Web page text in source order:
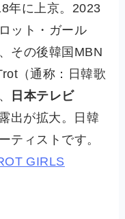
年に上京。2023
ット・ガール
その後韓国MBN
（通称：日韓歌
日本テレビ
出が拡大。日韓
ティストです。
GIRLS